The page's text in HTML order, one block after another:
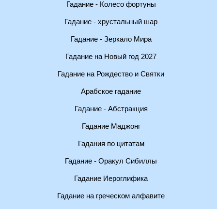
Гадание - Колесо фортуны
Гадание - хрустальный шар
Гадание - Зеркало Мира
Гадание на Новый год 2027
Гадание на Рождество и Святки
Арабское гадание
Гадание - Абстракция
Гадание Маджонг
Гадания по цитатам
Гадание - Оракул Сибиллы
Гадание Иероглифика
Гадание на греческом алфавите